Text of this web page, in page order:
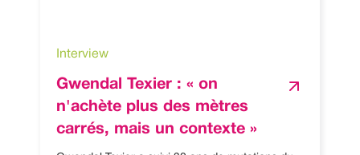
Interview
Gwendal Texier : « on
n'achète plus des mètres
carrés, mais un contexte »